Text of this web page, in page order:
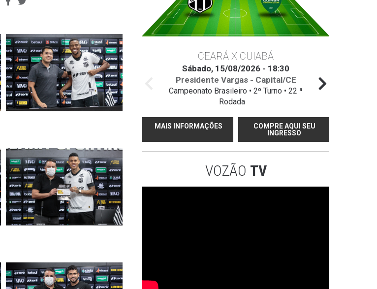
CEARÁ X CUIABÁ
Sábado, 15/08/2026 - 18:30
Presidente Vargas - Capital/CE
Campeonato Brasileiro • 2º Turno • 22 ª
Rodada
MAIS INFORMAÇÕES
COMPRE AQUI SEU
INGRESSO
VOZÃO TV